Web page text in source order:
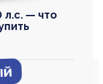
л.с. — что